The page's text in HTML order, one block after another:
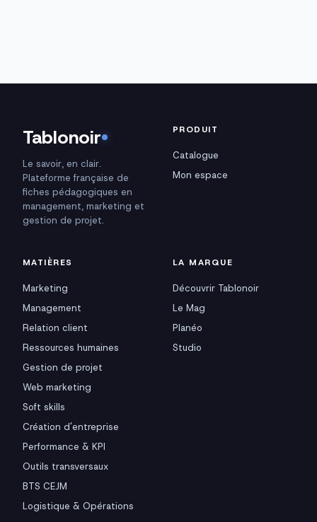
Tablonoir
Le savoir, en clair.
Plateforme française de
fiches pédagogiques en
management, marketing et
gestion de projet.
PRODUIT
Catalogue
Mon espace
MATIÈRES
Marketing
Management
Relation client
Ressources humaines
Gestion de projet
Web marketing
Soft skills
Création d'entreprise
Performance & KPI
Outils transversaux
BTS CEJM
Logistique & Opérations
LA MARQUE
Découvrir Tablonoir
Le Mag
Planéo
Studio